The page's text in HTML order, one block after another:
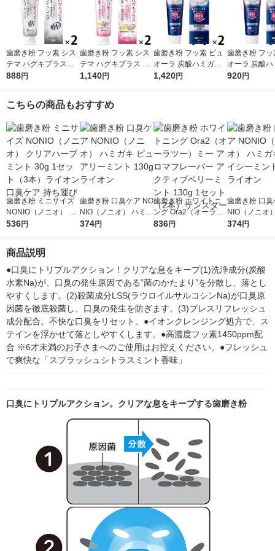
歯磨き粉 フッ素 シス
テマ ハグキプラスW
ホワイトニング ハミ
セット（2本） ライオ
888円
歯磨き粉 フッ素 シス
テマ ハグキプラス ハ
ミガキ 組織修復成分
本） ライオン
1,140円
歯磨き粉 フッ素 ピュ
オーラ 炭酸ハミガキ
95g クリスタルソーダ
1,420円
歯磨き粉 フッ
オーラ 炭酸
95g クリスタ
920円
こちらの商品もおすすめ
歯磨き粉 ミニサイズ
NONIO（ノニオ） ク
リアハーブミント 30g
び
536円
歯磨き粉 口臭ケア NO
NIO（ノニオ） ハミガ
キ ピュアリーミント
374円
歯磨き粉 ホワイトニ
ング Ora2（オーラツ
ー）ミー アロマフレ
ー
836円
歯磨き粉 口臭
NIO（ノニオ
キ スパイシー
374円
商品説明
●口臭にトリプルアクション！クリアな息をキープ(1)洗浄成分(炭酸
水素Na)が、口臭の発生原因である”菌のかたまり”を分散し、落とし
やすくします。(2)殺菌成分LSS(ラウロイルサルコシンNa)が口臭原
因菌を徹底殺菌し、口臭の発生を防ぎます。(3)ブレスリフレッシュ
成分配合。不快な口臭をリセット。●イオンクレンジング処方で、ス
テインを浮かせて落としやすくします。●高濃度フッ素1450ppm配
合 ※6才未満のお子さまへのご使用はお控えください。●フレッシュ
で爽快な「スプラッシュシトラスミント香味」
口臭にトリプルアクション。クリアな息をキープする歯磨き粉